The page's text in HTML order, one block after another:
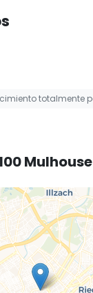
totalmente
Mulhouse